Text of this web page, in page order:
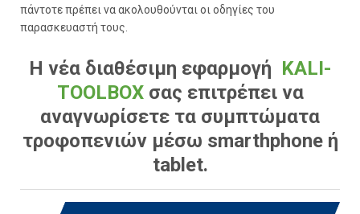
πάντοτε πρέπει να ακολουθούνται οι οδηγίες του
παρασκευαστή τους.
Η νέα διαθέσιμη εφαρμογή KALI-
TOOLBOXσας επιτρέπει να
αναγνωρίσετε τα συμπτώματα
τροφοπενιών μέσω smarthphone ή
tablet.